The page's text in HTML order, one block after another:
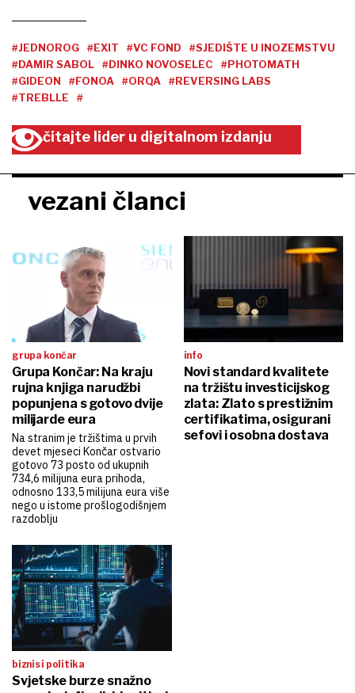
#JEDNOROG #EXIT #VC FOND
#SJEDIŠTE U INOZEMSTVU
#DAMIR SABOL
#DINKO NOVOSELEC
#PHOTOMATH
#GIDEON
#FONOA #ORQA
#REVERSING LABS
#TREBLLE
#
čitajte lider u digitalnom izdanju
vezani članci
grupa končar
Grupa Končar: Na kraju
rujna knjiga narudžbi
popunjena s gotovo dvije
milijarde eura
Na stranim je tržištima u prvih
devet mjeseci Končar ostvario
gotovo 73 posto od ukupnih
734,6 milijuna eura prihoda,
odnosno 133,5 milijuna eura više
nego u istome prošlogodišnjem
razdoblju
info
Novi standard kvalitete
na tržištu investicijskog
zlata: Zlato s prestižnim
certifikatima, osigurani
sefovi i osobna dostava
biznis i politika
Svjetske burze snažno